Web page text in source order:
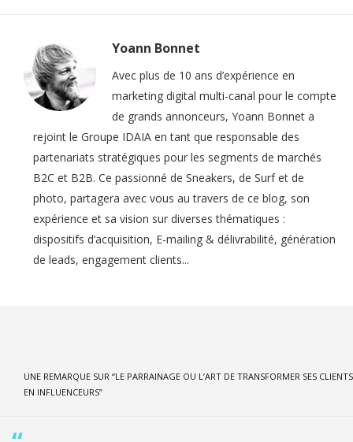
Yoann Bonnet
Avec plus de 10 ans d’expérience en
marketing digital multi-canal pour le compte
de grands annonceurs, Yoann Bonnet a
rejoint le Groupe IDAIA en tant que responsable des
partenariats stratégiques pour les segments de marchés
B2C et B2B. Ce passionné de Sneakers, de Surf et de
photo, partagera avec vous au travers de ce blog, son
expérience et sa vision sur diverses thématiques :
dispositifs d’acquisition, E-mailing & délivrabilité, génération
de leads, engagement clients...
UNE REMARQUE SUR “LE PARRAINAGE OU L’ART DE TRANSFORMER SES CLIENTS
EN INFLUENCEURS”